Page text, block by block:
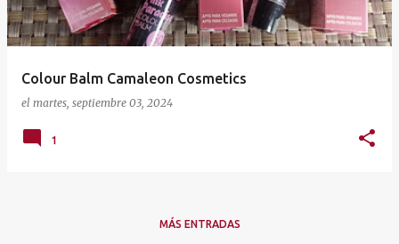
Colour Balm Camaleon Cosmetics
el martes, septiembre 03, 2024
1
MÁS ENTRADAS